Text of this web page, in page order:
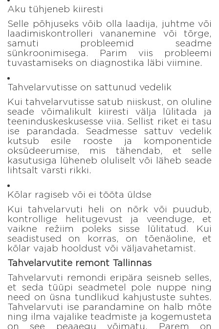
Aku tühjeneb kiiresti
Selle põhjuseks võib olla laadija, juhtme või
laadimiskontrolleri vananemine või tõrge,
samuti probleemid seadme
sünkroonimisega. Parim viis probleemi
tuvastamiseks on diagnostika läbi viimine.
Tahvelarvutisse on sattunud vedelik
Kui tahvelarvutisse satub niiskust, on oluline
seade võimalikult kiiresti välja lülitada ja
teeninduskeskusesse viia. Sellist riket ei tasu
ise parandada. Seadmesse sattuv vedelik
kutsub esile rooste ja komponentide
oksüdeerumise, mis tähendab, et selle
kasutusiga lüheneb oluliselt või läheb seade
lihtsalt varsti rikki.
Kõlar ragiseb või ei tööta üldse
Kui tahvelarvuti heli on nõrk või puudub,
kontrollige helitugevust ja veenduge, et
vaikne režiim poleks sisse lülitatud. Kui
seadistused on korras, on tõenäoline, et
kõlar vajab hooldust või väljavahetamist.
Tahvelarvutite remont Tallinnas
Tahvelarvuti remondi eripära seisneb selles,
et seda tüüpi seadmetel pole nuppe ning
need on üsna tundlikud kahjustuste suhtes.
Tahvelarvuti ise parandamine on halb mõte
ning ilma vajalike teadmiste ja kogemusteta
on see peaaegu võimatu. Parem on